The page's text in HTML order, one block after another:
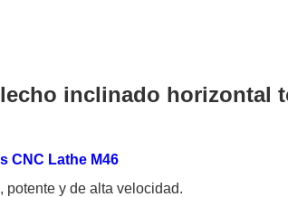
inclinado horizontal
CNC Lathe M46
potente y de alta velocidad.